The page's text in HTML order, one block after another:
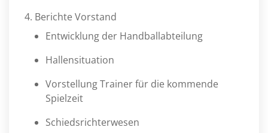
Berichte Vorstand
Entwicklung der Handballabteilung
Hallensituation
Vorstellung Trainer für die kommende
Spielzeit
Schiedsrichterwesen